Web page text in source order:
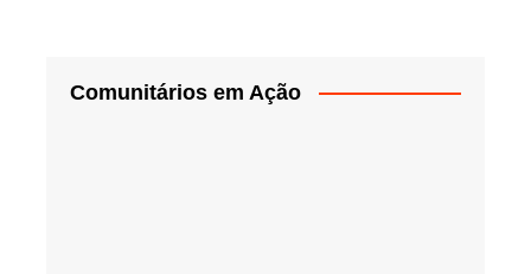
Comunitários em Ação